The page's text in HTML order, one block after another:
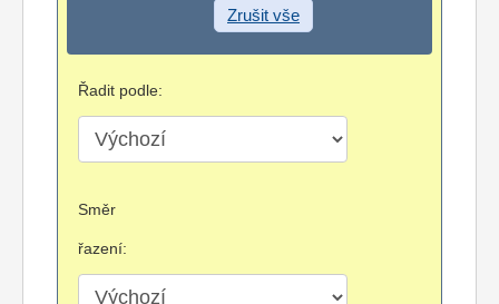
Zrušit vše
Řadit podle:
Směr
řazení: